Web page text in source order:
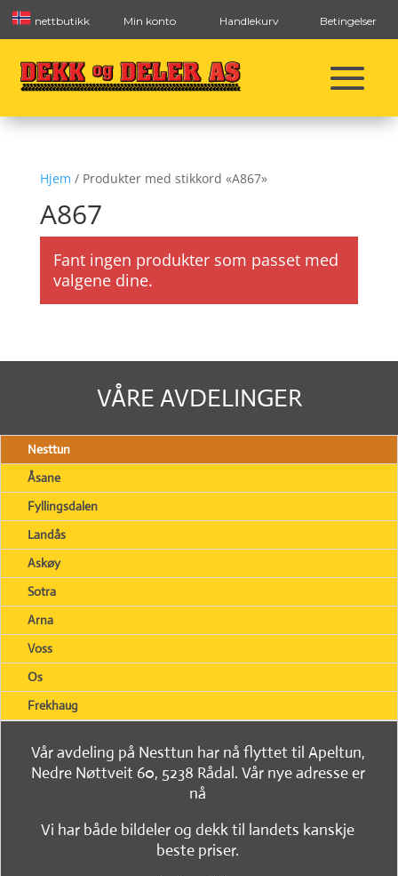
nettbutikk Min konto Handlekurv Betingelser
Hjem / Produkter med stikkord «A867»
A867
Fant ingen produkter som passet med
valgene dine.
VÅRE AVDELINGER
Nesttun
Åsane
Fyllingsdalen
Landås
Askøy
Sotra
Arna
Voss
Os
Frekhaug
Vår avdeling på Nesttun har nå flyttet til Apeltun,
Nedre Nøttveit 60, 5238 Rådal. Vår nye adresse er
nå
Vi har både bildeler og dekk til landets kanskje
beste priser.